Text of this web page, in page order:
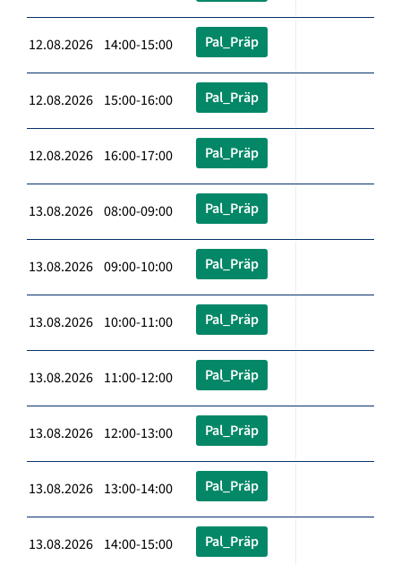
12.08.2026 14:00-15:00 Pal_Präp
12.08.2026 15:00-16:00 Pal_Präp
12.08.2026 16:00-17:00 Pal_Präp
13.08.2026 08:00-09:00 Pal_Präp
13.08.2026 09:00-10:00 Pal_Präp
13.08.2026 10:00-11:00 Pal_Präp
13.08.2026 11:00-12:00 Pal_Präp
13.08.2026 12:00-13:00 Pal_Präp
13.08.2026 13:00-14:00 Pal_Präp
13.08.2026 14:00-15:00 Pal_Präp